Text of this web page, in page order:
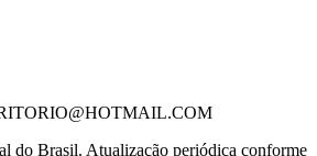
do Brasil. Atualização periódica conforme